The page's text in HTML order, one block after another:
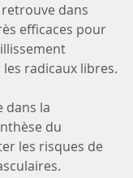
dans
efficaces pour
radicaux libres.
dans la
du
les risques de